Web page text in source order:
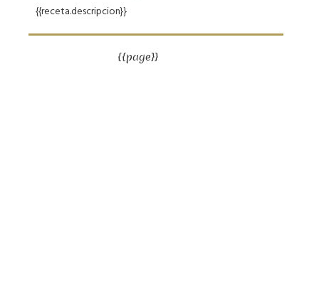
{{receta.descripcion}}
{{page}}